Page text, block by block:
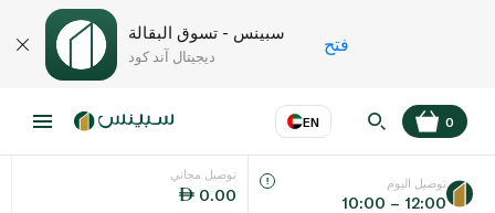
سبينس - تسوق البقالة
ديجيتال آند كود
فتح
EN
اللغة عر
0
توصيل مجاني
0.00
توصيل اليوم
10:00 – 12:00